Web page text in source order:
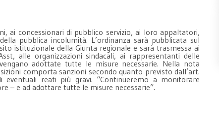
ai concessionari di pubblico servizio, ai loro appaltatori,
pubblica incolumità. L’ordinanza sarà pubblicata sul
istituzionale della Giunta regionale e sarà trasmessa ai
alle organizzazioni sindacali, ai rappresentanti delle
adottate tutte le misure necessarie. Nella nota
comporta sanzioni secondo quanto previsto dall’art.
eventuali reati più gravi. “Continueremo a monitorare
– e ad adottare tutte le misure necessarie”.